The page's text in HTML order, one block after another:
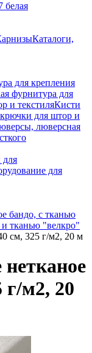
белая
Каталоги,
для крепления
фурнитура для
и текстиляКисти
для штор и
люверсная
для
для
бандо, с тканью
тканью "велкро"
см, 325 г/м2, 20 м
г/м2, 20